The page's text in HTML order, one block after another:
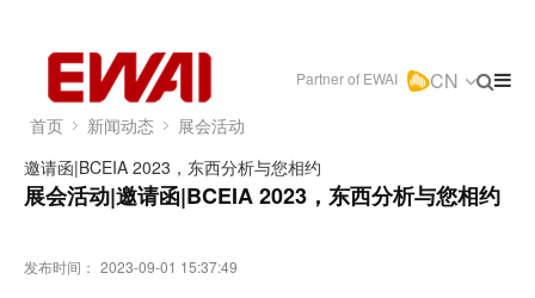
Partner of EWAI CN
首页 新闻动态
展会活动
邀请函|BCEIA 2023，东西分析与您相约
展会活动|邀请函|BCEIA 2023，东西分析与您相约
发布时间： 2023-09-01 15:37:49